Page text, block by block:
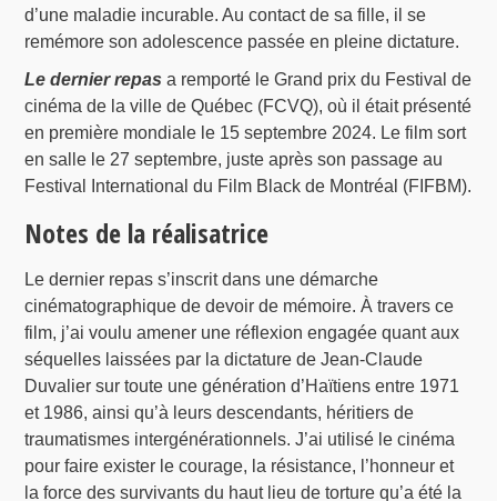
d’une maladie incurable. Au contact de sa fille, il se
remémore son adolescence passée en pleine dictature.
Le dernier repas a remporté le Grand prix du Festival de
cinéma de la ville de Québec (FCVQ), où il était présenté
en première mondiale le 15 septembre 2024. Le film sort
en salle le 27 septembre, juste après son passage au
Festival International du Film Black de Montréal (FIFBM).
Notes de la réalisatrice
Le dernier repas s’inscrit dans une démarche
cinématographique de devoir de mémoire. À travers ce
film, j’ai voulu amener une réflexion engagée quant aux
séquelles laissées par la dictature de Jean-Claude
Duvalier sur toute une génération d’Haïtiens entre 1971
et 1986, ainsi qu’à leurs descendants, héritiers de
traumatismes intergénérationnels. J’ai utilisé le cinéma
pour faire exister le courage, la résistance, l’honneur et
la force des survivants du haut lieu de torture qu’a été la